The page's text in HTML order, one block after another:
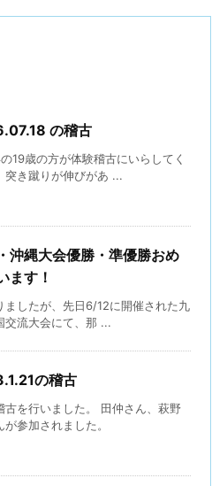
の稽古
19歳の方が体験稽古にいらしてく
突き蹴りが伸びがあ ...
沖縄大会優勝・準優勝おめ
ます！
ましたが、先日6/12に開催された九
交流大会にて、那 ...
の稽古
古を行いました。 田仲さん、萩野
参加されました。